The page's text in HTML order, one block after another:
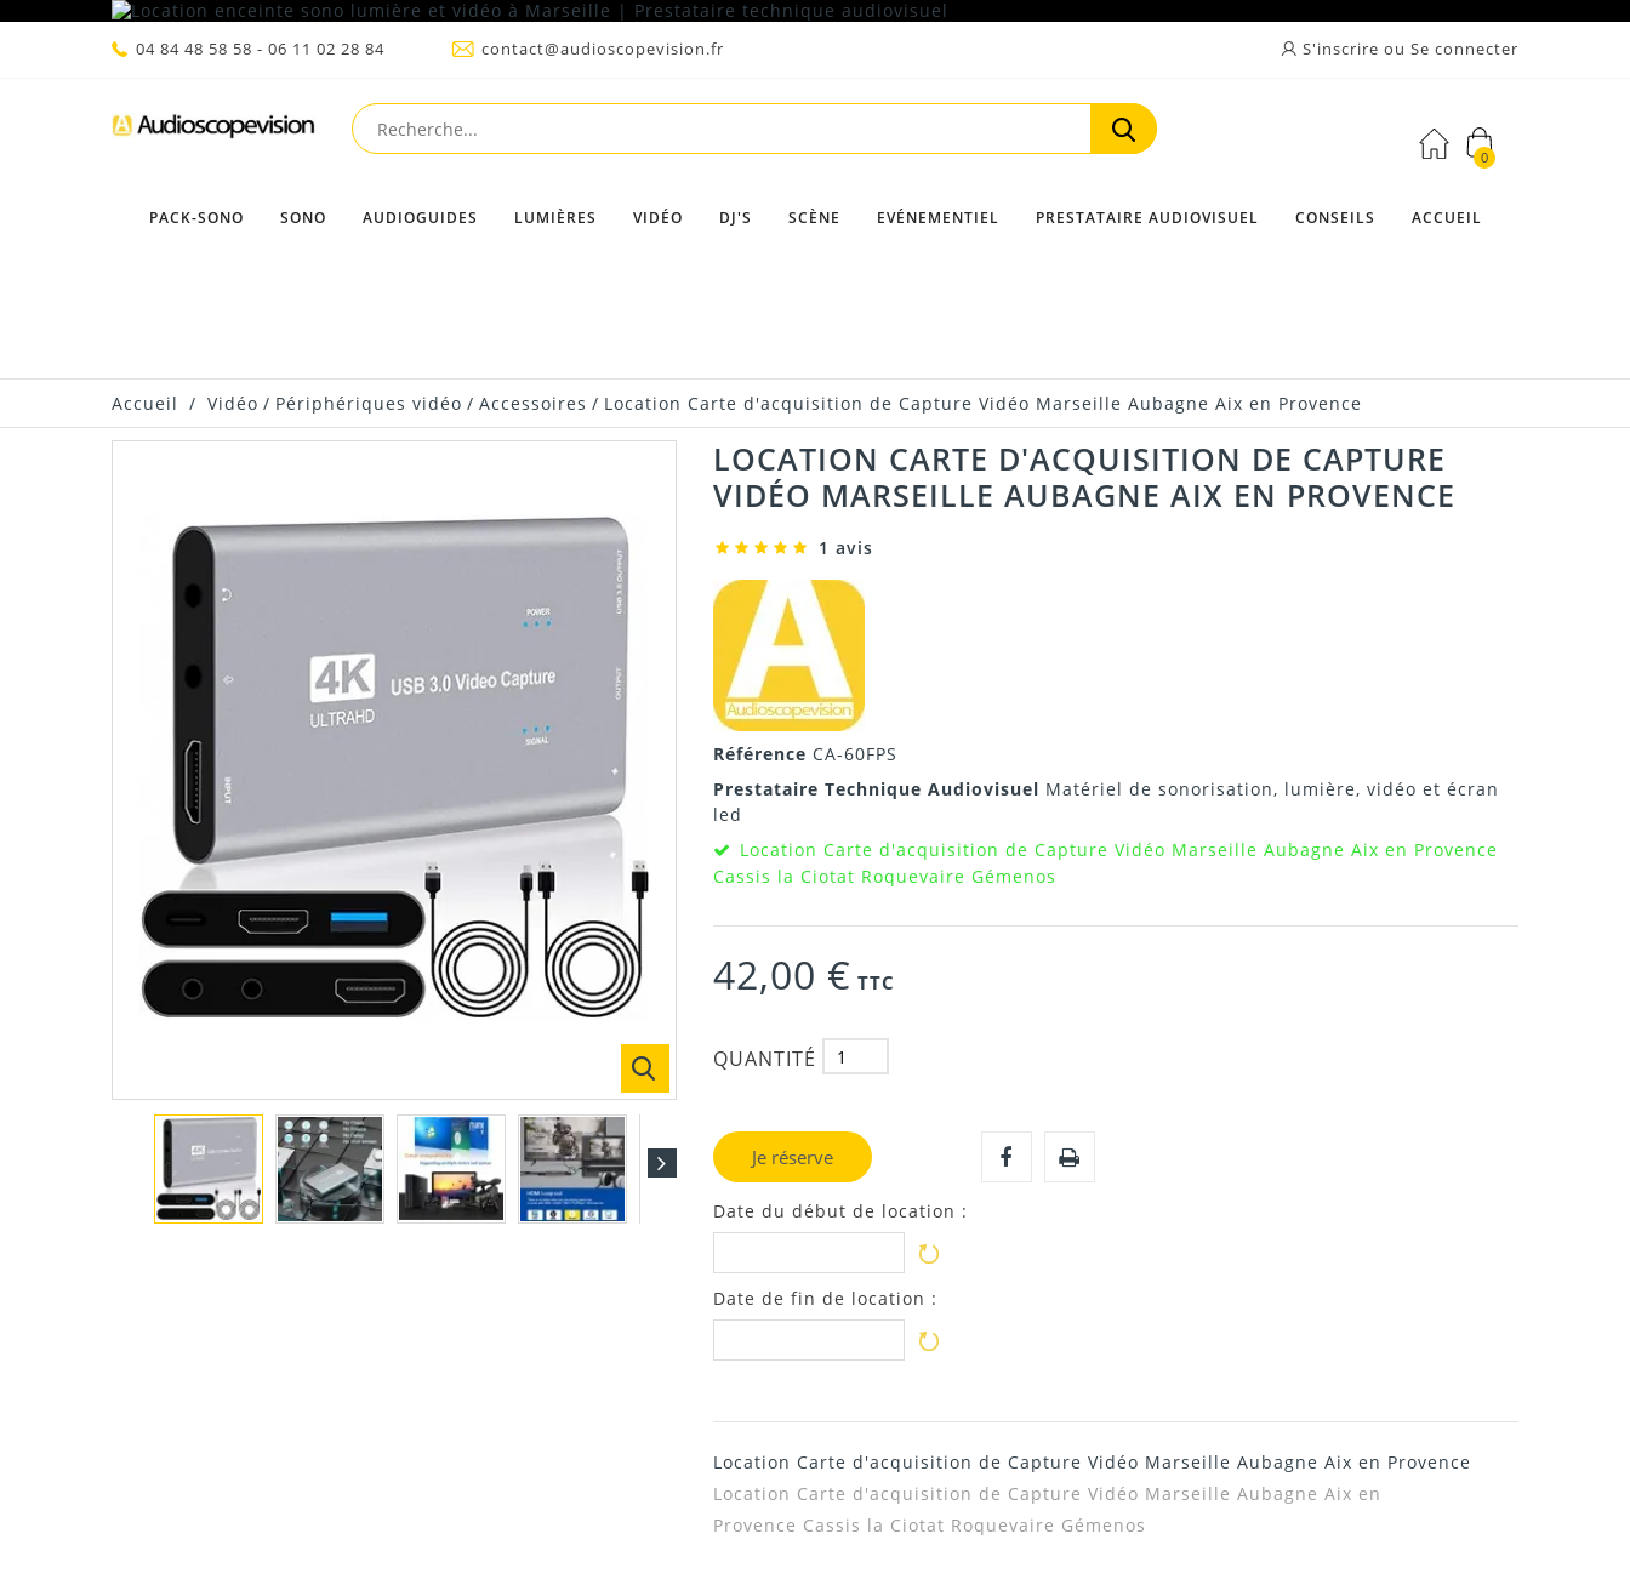
S'inscrire ou Se connecter
04 84 48 58 58 - 06 11 02 28 84 contact@audioscopevision.fr
0
PACK-SONO SONO AUDIOGUIDES LUMIÈRES VIDÉO DJ'S SCÈNE EVÉNEMENTIEL PRESTATAIRE AUDIOVISUEL CONSEILS ACCUEIL
Accueil / Vidéo / Périphériques vidéo / Accessoires / Location Carte d'acquisition de Capture Vidéo Marseille Aubagne Aix en Provence
LOCATION CARTE D'ACQUISITION DE CAPTURE
VIDÉO MARSEILLE AUBAGNE AIX EN PROVENCE
1 avis
Référence CA-60FPS
Prestataire Technique Audiovisuel Matériel de sonorisation, lumière, vidéo et écran
led
Location Carte d'acquisition de Capture Vidéo Marseille Aubagne Aix en Provence
Cassis la Ciotat Roquevaire Gémenos
42,00 € TTC
QUANTITÉ
Je réserve
Date du début de location :
Date de fin de location :
Location Carte d'acquisition de Capture Vidéo Marseille Aubagne Aix en Provence
Location Carte d'acquisition de Capture Vidéo Marseille Aubagne Aix en
Provence Cassis la Ciotat Roquevaire Gémenos